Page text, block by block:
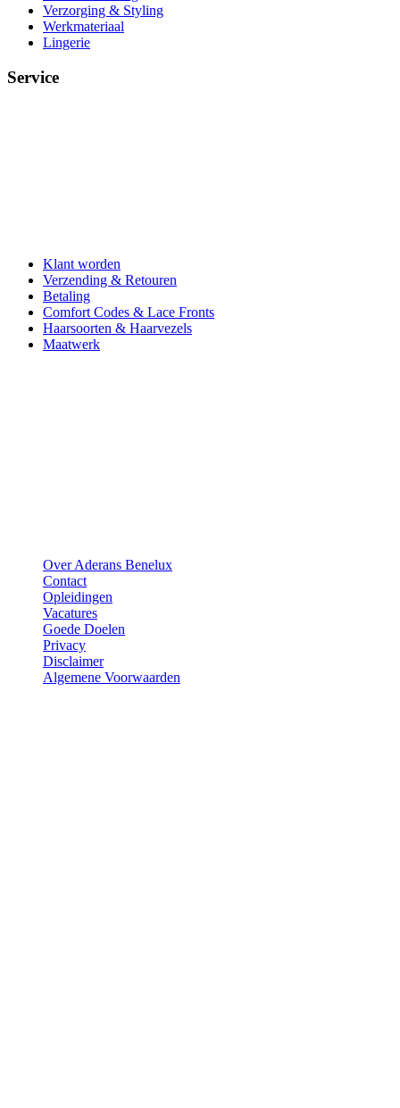
Verzorging & Styling
Werkmateriaal
Lingerie
Service
Klant worden
Verzending & Retouren
Betaling
Comfort Codes & Lace Fronts
Haarsoorten & Haarvezels
Maatwerk
Over Aderans Benelux
Contact
Opleidingen
Vacatures
Goede Doelen
Privacy
Disclaimer
Algemene Voorwaarden